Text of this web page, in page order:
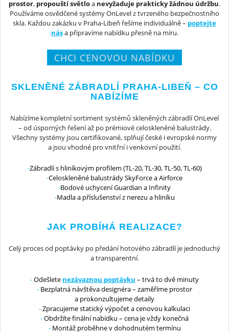
prostor, propouští světloa nevyžaduje prakticky žádnou údržbu.
Používáme osvědčené systémy OnLevel z tvrzeného bezpečnostního
skla. Každou zakázku v Praha-Libeň řešíme individuálně – poptejte
nása připravíme nabídku přesně na míru.
CHCI CENOVOU NABÍDKU
SKLENĚNÉ ZÁBRADLÍ PRAHA-LIBEŇ – CO
NABÍZÍME
Nabízíme kompletní sortiment systémů skleněných zábradlí OnLevel
– od úsporných řešení až po prémiové celoskleněné balustrády.
Všechny systémy jsou certifikované, splňují české i evropské normy
a jsou vhodné pro vnitřní i venkovní použití.
Zábradlí s hliníkovým profilem (TL-20, TL-30, TL-50, TL-60)
Celoskleněné balustrády SkyForce a Airforce
Bodové uchycení Guardian a Infinity
Madla a příslušenství z nerezu a hliníku
JAK PROBÍHÁ REALIZACE?
Celý proces od poptávky po předání hotového zábradlí je jednoduchý
a transparentní.
Odešlete nezávaznou poptávku – trvá to dvě minuty
Bezplatná návštěva designéra – zaměříme prostor
a prokonzultujeme detaily
Zpracujeme statický výpočet a cenovou kalkulaci
Obdržíte finální nabídku – cena je vždy konečná
Montáž proběhne v dohodnutém termínu